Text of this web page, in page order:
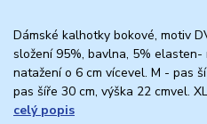
Dámské kalhotky bokové, motiv
složení 95%, bavlna, 5% elasten-
natažení o 6 cm vícevel. M - pas
pas šíře 30 cm, výška 22 cmvel.
celý popis